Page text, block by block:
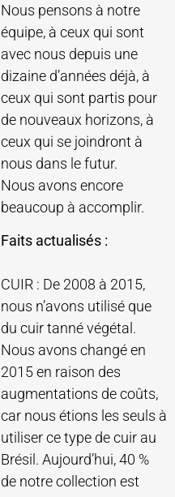
Nous pensons à notre
équipe, à ceux qui sont
avec nous depuis une
dizaine d’années déjà, à
ceux qui sont partis pour
de nouveaux horizons, à
ceux qui se joindront à
nous dans le futur.
Nous avons encore
beaucoup à accomplir.
Faits actualisés :
CUIR : De 2008 à 2015,
nous n’avons utilisé que
du cuir tanné végétal.
Nous avons changé en
2015 en raison des
augmentations de coûts,
car nous étions les seuls à
utiliser ce type de cuir au
Brésil. Aujourd’hui, 40 %
de notre collection est